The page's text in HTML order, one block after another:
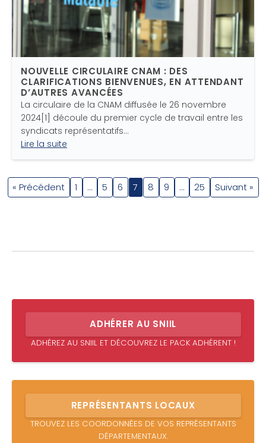
NOUVELLE CIRCULAIRE CNAM : DES
CLARIFICATIONS BIENVENUES, EN ATTENDANT
D’AUTRES AVANCÉES
La circulaire de la CNAM diffusée le 26 novembre
2024[1] découle du premier cycle de travail entre les
syndicats représentatifs…
Lire la suite
« Précédent 1 … 5 6 7 8 9 … 25 Suivant »
ADHÉRER AU SNIIL
ADHÉREZ AU SNIIL ET DÉCOUVREZ LE PACK ADHÉRENT !
REPRÉSENTANTS LOCAUX
TROUVEZ LES COORDONNÉES DE VOS REPRÉSENTANTS
DÉPARTEMENTAUX.